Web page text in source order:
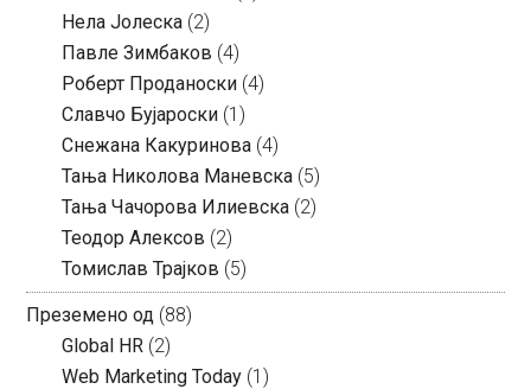
Нела Јолеска (2)
Павле Зимбаков (4)
Роберт Проданоски (4)
Славчо Бујароски (1)
Снежана Какуринова (4)
Тања Николова Маневска (5)
Тања Чачорова Илиевска (2)
Теодор Алексов (2)
Томислав Трајков (5)
Преземено од (88)
Global HR (2)
Web Marketing Today (1)